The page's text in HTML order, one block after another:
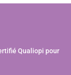
Qualiopi pour